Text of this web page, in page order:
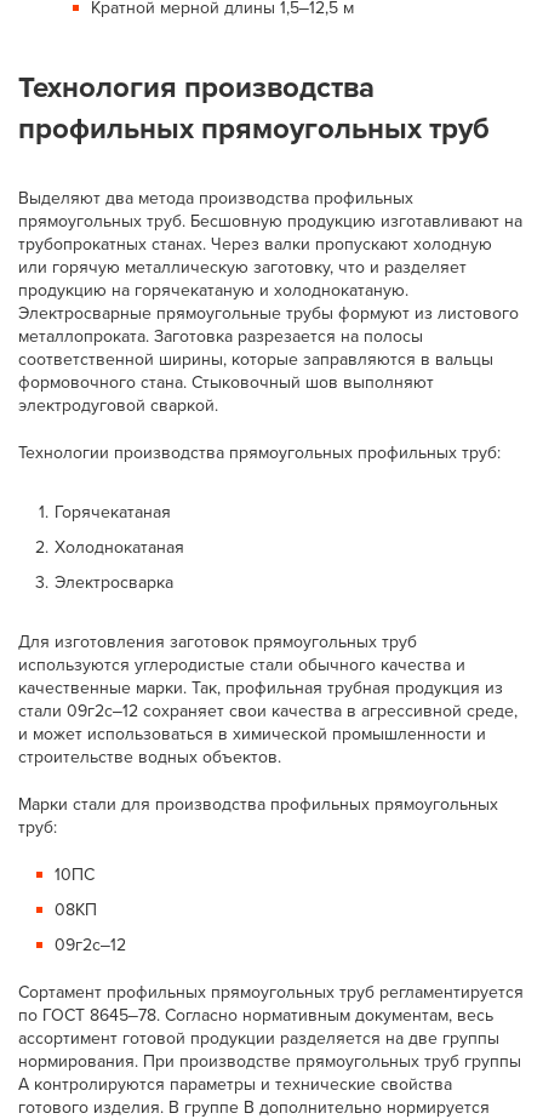
Кратной мерной длины 1,5‒12,5 м
Технология производства
профильных прямоугольных труб
Выделяют два метода производства профильных
прямоугольных труб. Бесшовную продукцию изготавливают на
трубопрокатных станах. Через валки пропускают холодную
или горячую металлическую заготовку, что и разделяет
продукцию на горячекатаную и холоднокатаную.
Электросварные прямоугольные трубы формуют из листового
металлопроката. Заготовка разрезается на полосы
соответственной ширины, которые заправляются в вальцы
формовочного стана. Стыковочный шов выполняют
электродуговой сваркой.
Технологии производства прямоугольных профильных труб:
Горячекатаная
Холоднокатаная
Электросварка
Для изготовления заготовок прямоугольных труб
используются углеродистые стали обычного качества и
качественные марки. Так, профильная трубная продукция из
стали 09г2с‒12 сохраняет свои качества в агрессивной среде,
и может использоваться в химической промышленности и
строительстве водных объектов.
Марки стали для производства профильных прямоугольных
труб:
10ПС
08КП
09г2с‒12
Сортамент профильных прямоугольных труб регламентируется
по ГОСТ 8645‒78. Согласно нормативным документам, весь
ассортимент готовой продукции разделяется на две группы
нормирования. При производстве прямоугольных труб группы
А контролируются параметры и технические свойства
готового изделия. В группе В дополнительно нормируется